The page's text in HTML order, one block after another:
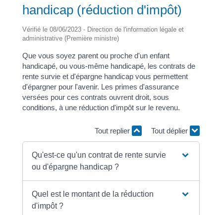
handicap (réduction d'impôt)
Vérifié le 08/06/2023 - Direction de l'information légale et
administrative (Première ministre)
Que vous soyez parent ou proche d'un enfant
handicapé, ou vous-même handicapé, les contrats de
rente survie et d'épargne handicap vous permettent
d'épargner pour l'avenir. Les primes d'assurance
versées pour ces contrats ouvrent droit, sous
conditions, à une réduction d'impôt sur le revenu.
Tout replier Tout déplier
Qu'est-ce qu'un contrat de rente survie
ou d'épargne handicap ?
Quel est le montant de la réduction
d'impôt ?